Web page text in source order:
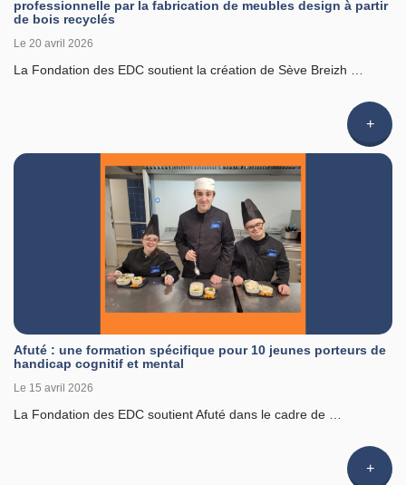
professionnelle par la fabrication de meubles design à partir
de bois recyclés
Le 20 avril 2026
La Fondation des EDC soutient la création de Sève Breizh …
l'article
Afuté : une formation spécifique pour 10 jeunes porteurs de
handicap cognitif et mental
Le 15 avril 2026
La Fondation des EDC soutient Afuté dans le cadre de …